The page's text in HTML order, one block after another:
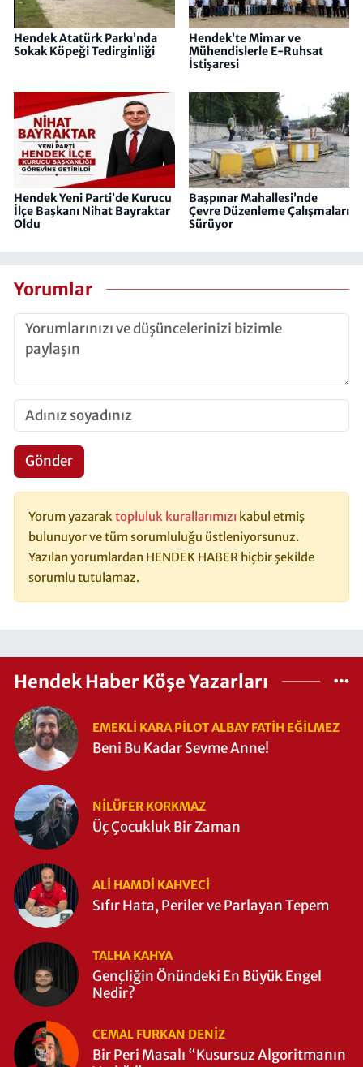
Hendek Atatürk Parkı’nda
Sokak Köpeği Tedirginliği
Hendek’te Mimar ve
Mühendislerle E-Ruhsat
İstişaresi
Hendek Yeni Parti’de Kurucu
İlçe Başkanı Nihat Bayraktar
Oldu
Başpınar Mahallesi’nde
Çevre Düzenleme Çalışmaları
Sürüyor
Yorumlar
Gönder
Yorum yazaraktopluluk kurallarımızı kabul etmiş
bulunuyor ve tüm sorumluluğu üstleniyorsunuz.
Yazılan yorumlardan HENDEK HABER hiçbir şekilde
sorumlu tutulamaz.
Hendek Haber Köşe Yazarları
EMEKLI KARA PILOT ALBAY FATIH EĞİLMEZ
Beni Bu Kadar Sevme Anne!
NILÜFER KORKMAZ
Üç Çocukluk Bir Zaman
ALI HAMDI KAHVECİ
Sıfır Hata, Periler ve Parlayan Tepem
TALHA KAHYA
Gençliğin Önündeki En Büyük Engel
Nedir?
CEMAL FURKAN DENİZ
Bir Peri Masalı “Kusursuz Algoritmanın